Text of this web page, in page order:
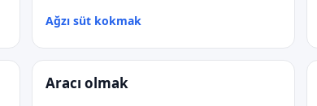
Ağzı süt kokmak
Aracı olmak